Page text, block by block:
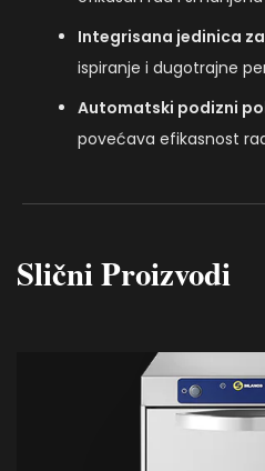
Integrisana jedinica
ispiranje i dugotrajne
Automatski podizni
povećava efikasnost
Slični Proizvodi